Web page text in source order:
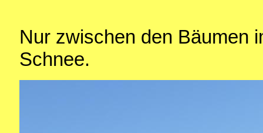
Nur zwischen den Bäumen
Schnee.